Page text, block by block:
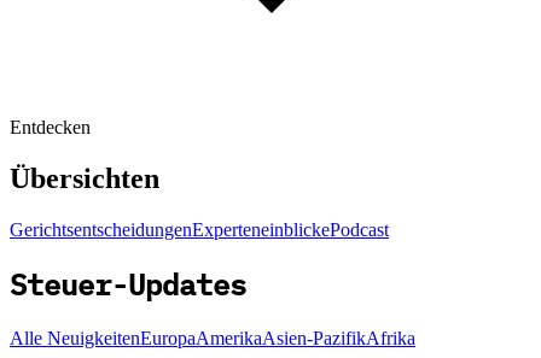
Entdecken
Übersichten
GerichtsentscheidungenExperteneinblickePodcast
Steuer-Updates
Alle NeuigkeitenEuropaAmerikaAsien-PazifikAfrika